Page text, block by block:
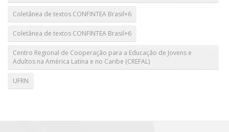
Coletânea de textos CONFINTEA Brasil+6
Coletânea de textos CONFINTEA Brasil+6
Centro Regional de Cooperação para a Educação de Jovens e
Adultos na América Latina e no Caribe (CREFAL)
UFRN